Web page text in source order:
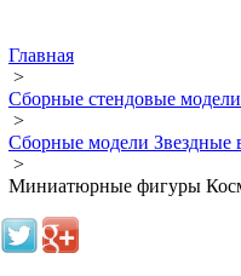
Главная
>
Сборные стендовые
>
Сборные модели Звездные
>
Миниатюрные фигуры